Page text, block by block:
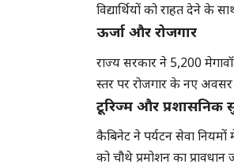
विद्यार्थियों को राहत देने के
ऊर्जा और रोजगार
राज्य सरकार ने 5,200
स्तर पर रोजगार के नए अवसर
टूरिज्म और प्रशासनिक
कैबिनेट ने पर्यटन सेवा
को चौथे प्रमोशन का